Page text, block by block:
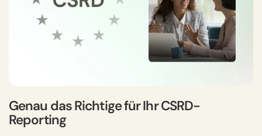
Genau das Richtige für Ihr CSRD-
Reporting